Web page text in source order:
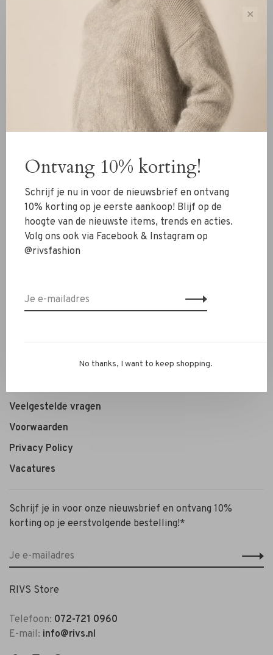
Sorteren op:
Toon 1 - 0 van 0
Kleding
Sieraden
Accessoires
SALE
Over ons
Ruilen & retourneren
Veelgestelde vragen
Voorwaarden
Privacy Policy
Vacatures
Schrijf je in voor onze nieuwsbrief en ontvang 10%
korting op je eerstvolgende bestelling!*
RIVS Store
Telefoon: 072-721 0960
E-mail: info@rivs.nl
✕
Ontvang 10% korting!
Schrijf je nu in voor de nieuwsbrief en ontvang
10% korting op je eerste aankoop! Blijf op de
hoogte van de nieuwste items, trends en acties.
Volg ons ook via Facebook & Instagram op
@rivsfashion
No thanks, I want to keep shopping.